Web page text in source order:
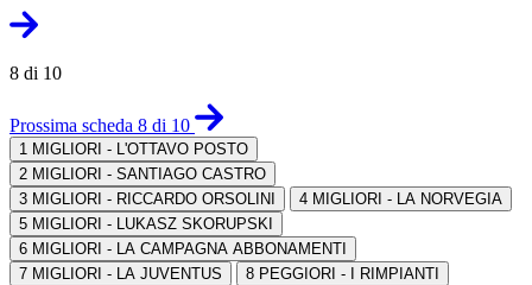
8 di 10
Prossima scheda 8 di 10
1 MIGLIORI - L'OTTAVO POSTO
2 MIGLIORI - SANTIAGO CASTRO
3 MIGLIORI - RICCARDO ORSOLINI 4 MIGLIORI - LA NORVEGIA
5 MIGLIORI - LUKASZ SKORUPSKI
6 MIGLIORI - LA CAMPAGNA ABBONAMENTI
7 MIGLIORI - LA JUVENTUS 8 PEGGIORI - I RIMPIANTI